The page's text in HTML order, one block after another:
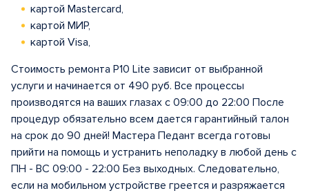
картой Mastercard,
картой МИР,
картой Visa,
Стоимость ремонта P10 Lite зависит от выбранной
услуги и начинается от 490 руб. Все процессы
производятся на ваших глазах с 09:00 до 22:00 После
процедур обязательно всем дается гарантийный талон
на срок до 90 дней! Мастера Педант всегда готовы
прийти на помощь и устранить неполадку в любой день с
ПН - ВС 09:00 - 22:00 Без выходных. Следовательно,
если на мобильном устройстве греется и разряжается